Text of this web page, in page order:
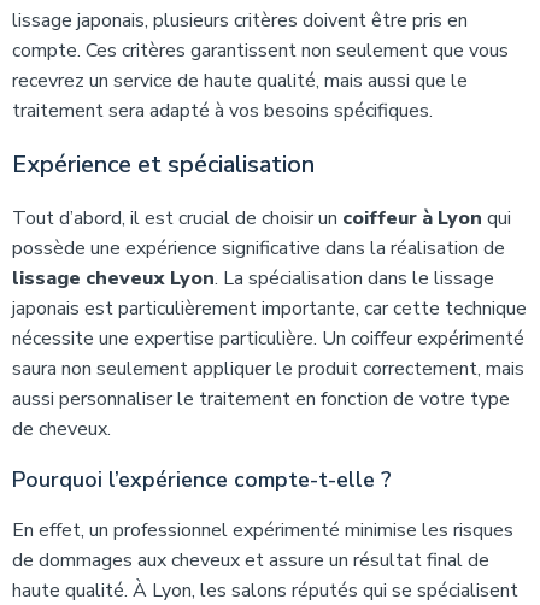
lissage japonais, plusieurs critères doivent être pris en
compte. Ces critères garantissent non seulement que vous
recevrez un service de haute qualité, mais aussi que le
traitement sera adapté à vos besoins spécifiques.
Expérience et spécialisation
Tout d’abord, il est crucial de choisir un coiffeur à Lyon qui
possède une expérience significative dans la réalisation de
lissage cheveux Lyon. La spécialisation dans le lissage
japonais est particulièrement importante, car cette technique
nécessite une expertise particulière. Un coiffeur expérimenté
saura non seulement appliquer le produit correctement, mais
aussi personnaliser le traitement en fonction de votre type
de cheveux.
Pourquoi l’expérience compte-t-elle ?
En effet, un professionnel expérimenté minimise les risques
de dommages aux cheveux et assure un résultat final de
haute qualité. À Lyon, les salons réputés qui se spécialisent